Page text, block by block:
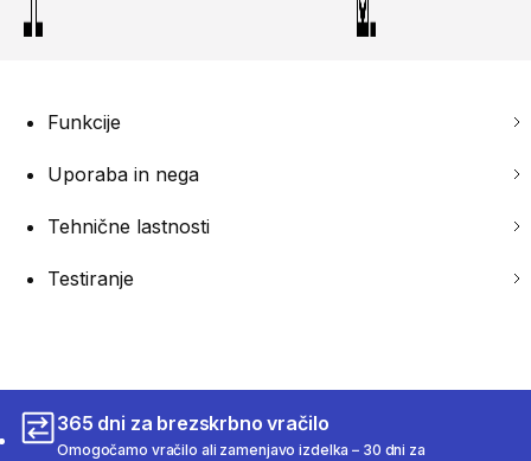
Funkcije
Uporaba in nega
Tehnične lastnosti
Testiranje
365 dni za brezskrbno vračilo
Omogočamo vračilo ali zamenjavo izdelka – 30 dni za